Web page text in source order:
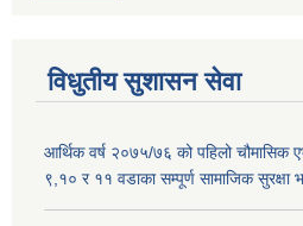
विधुतीय सुशासन सेवा
आर्थिक वर्ष २०७५/७६ को पहिलो चौमासिक
९,१० र ११ वडाका सम्पूर्ण सामाजिक सुरक्षा